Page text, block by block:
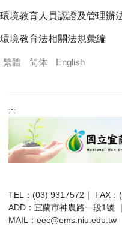
環境教育人員認證及管理辦
環境教育法相關法規彙編
繁體 简体 English
:::
TEL：(03) 9317572｜ FAX：
ADD：宜蘭市神農路一段1號
MAIL： eec@ems.niu.edu.tw